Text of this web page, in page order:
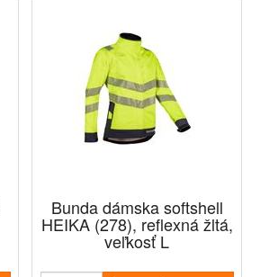
Bunda dámska softshell
HEIKA (278), reflexná žltá,
veľkosť L